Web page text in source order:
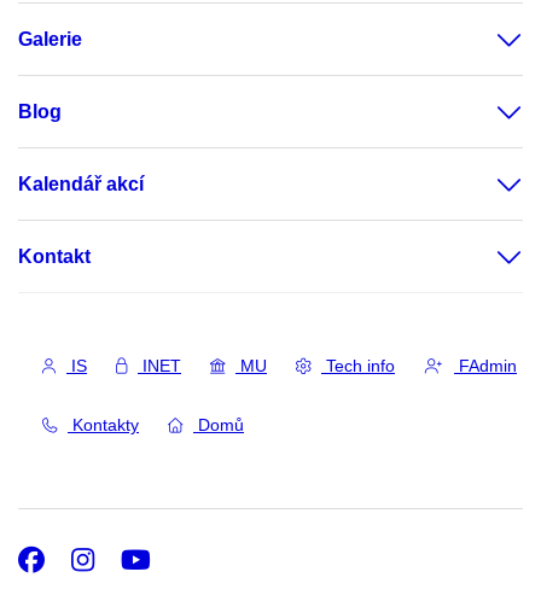
Galerie
Blog
Kalendář akcí
Kontakt
IS INET MU Tech info FAdmin
Kontakty Domů
Facebook
Instagram